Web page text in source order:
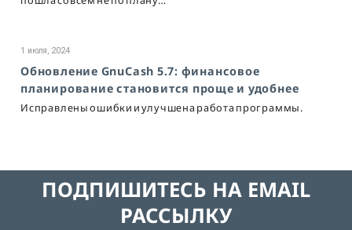
1 июля, 2024
Обновление GnuCash 5.7: финансовое
планирование становится проще и удобнее
Исправлены ошибки и улучшена работа программы.
ПОДПИШИТЕСЬ НА EMAIL
РАССЫЛКУ